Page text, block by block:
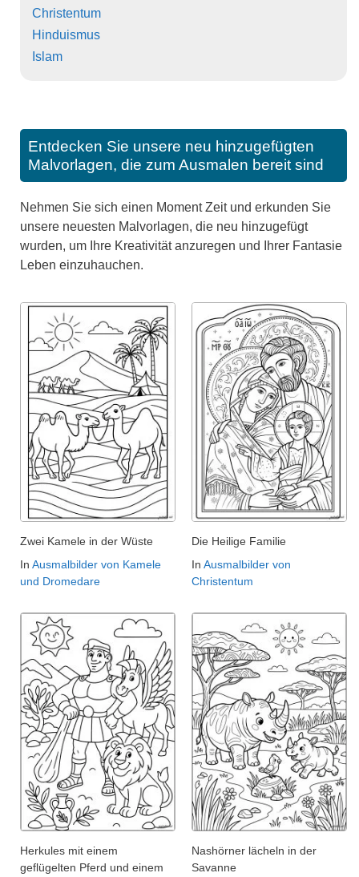
Christentum
Hinduismus
Islam
Entdecken Sie unsere neu hinzugefügten
Malvorlagen, die zum Ausmalen bereit sind
Nehmen Sie sich einen Moment Zeit und erkunden Sie
unsere neuesten Malvorlagen, die neu hinzugefügt
wurden, um Ihre Kreativität anzuregen und Ihrer Fantasie
Leben einzuhauchen.
Zwei Kamele in der Wüste
In Ausmalbilder von Kamele
und Dromedare
Die Heilige Familie
In Ausmalbilder von
Christentum
Herkules mit einem
geflügelten Pferd und einem
Nashörner lächeln in der
Savanne